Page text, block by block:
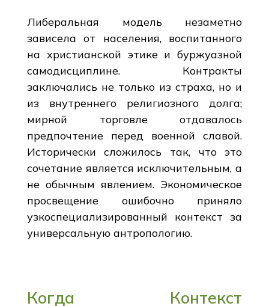
Либеральная модель незаметно
зависела от населения, воспитанного
на христианской этике и буржуазной
самодисциплине. Контракты
заключались не только из страха, но и
из внутреннего религиозного долга;
мирной торговле отдавалось
предпочтение перед военной славой.
Исторически сложилось так, что это
сочетание является исключительным, а
не обычным явлением. Экономическое
просвещение ошибочно приняло
узкоспециализированный контекст за
универсальную антропологию.
Когда Контекст